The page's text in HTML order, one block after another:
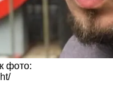
фото: